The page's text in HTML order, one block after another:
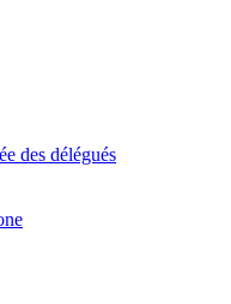
des délégués